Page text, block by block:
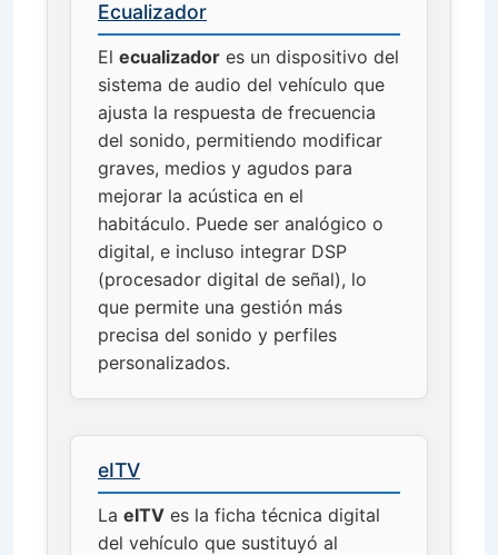
Ecualizador
El ecualizador es un dispositivo del
sistema de audio del vehículo que
ajusta la respuesta de frecuencia
del sonido, permitiendo modificar
graves, medios y agudos para
mejorar la acústica en el
habitáculo. Puede ser analógico o
digital, e incluso integrar DSP
(procesador digital de señal), lo
que permite una gestión más
precisa del sonido y perfiles
personalizados.
eITV
La eITV es la ficha técnica digital
del vehículo que sustituyó al